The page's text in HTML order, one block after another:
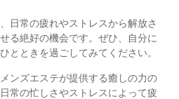
日常の疲れやストレスから解放さ
る絶好の機会です。ぜひ、自分に
とときを過ごしてみてください。
ンズエステが提供する癒しの力の
常の忙しさやストレスによって疲